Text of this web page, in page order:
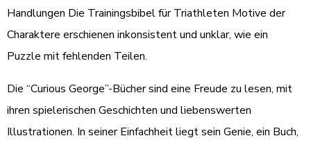
Handlungen Die Trainingsbibel für Triathleten Motive der
Charaktere erschienen inkonsistent und unklar, wie ein
Puzzle mit fehlenden Teilen.
Die “Curious George”-Bücher sind eine Freude zu lesen, mit
ihren spielerischen Geschichten und liebenswerten
Illustrationen. In seiner Einfachheit liegt sein Genie, ein Buch,